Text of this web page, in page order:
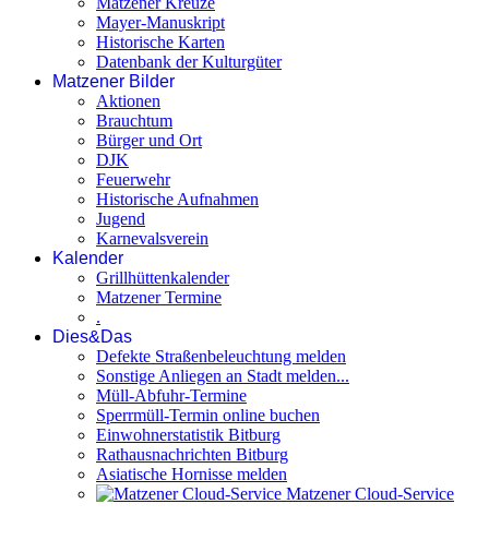
Mayer-Manuskript
Historische Karten
Datenbank der Kulturgüter
Matzener Bilder
Aktionen
Brauchtum
Bürger und Ort
DJK
Feuerwehr
Historische Aufnahmen
Jugend
Karnevalsverein
Kalender
Grillhüttenkalender
Matzener Termine
.
Dies&Das
Defekte Straßenbeleuchtung melden
Sonstige Anliegen an Stadt melden...
Müll-Abfuhr-Termine
Sperrmüll-Termin online buchen
Einwohnerstatistik Bitburg
Rathausnachrichten Bitburg
Asiatische Hornisse melden
Matzener Cloud-Service